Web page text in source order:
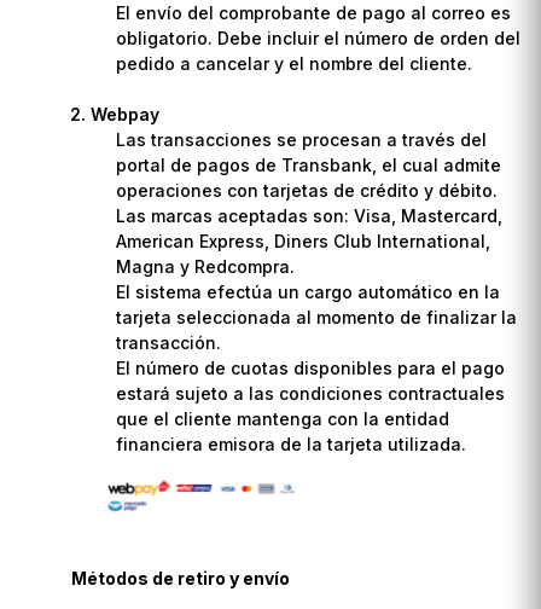
El envío del comprobante de pago al correo es
obligatorio. Debe incluir el número de orden del
pedido a cancelar y el nombre del cliente.
Webpay
Las transacciones se procesan a través del
portal de pagos de Transbank, el cual admite
operaciones con tarjetas de crédito y débito.
Las marcas aceptadas son: Visa, Mastercard,
American Express, Diners Club International,
Magna y Redcompra.
El sistema efectúa un cargo automático en la
tarjeta seleccionada al momento de finalizar la
transacción.
El número de cuotas disponibles para el pago
estará sujeto a las condiciones contractuales
que el cliente mantenga con la entidad
financiera emisora de la tarjeta utilizada.
Métodos de retiro y envío